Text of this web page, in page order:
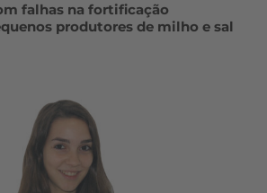
falhas na fortificação
produtores de milho e sal